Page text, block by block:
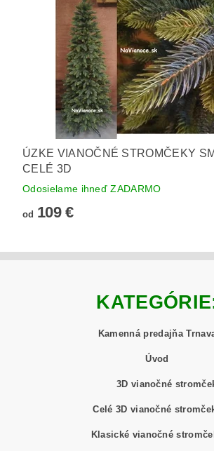
ÚZKE VIANOČNÉ STROMČEKY
CELÉ 3D
Odosielame ihneď ZADARMO
od 109 €
Kamenná predajňa
Úvod
3D vianočné
Celé 3D vianočné
Klasické vianočné